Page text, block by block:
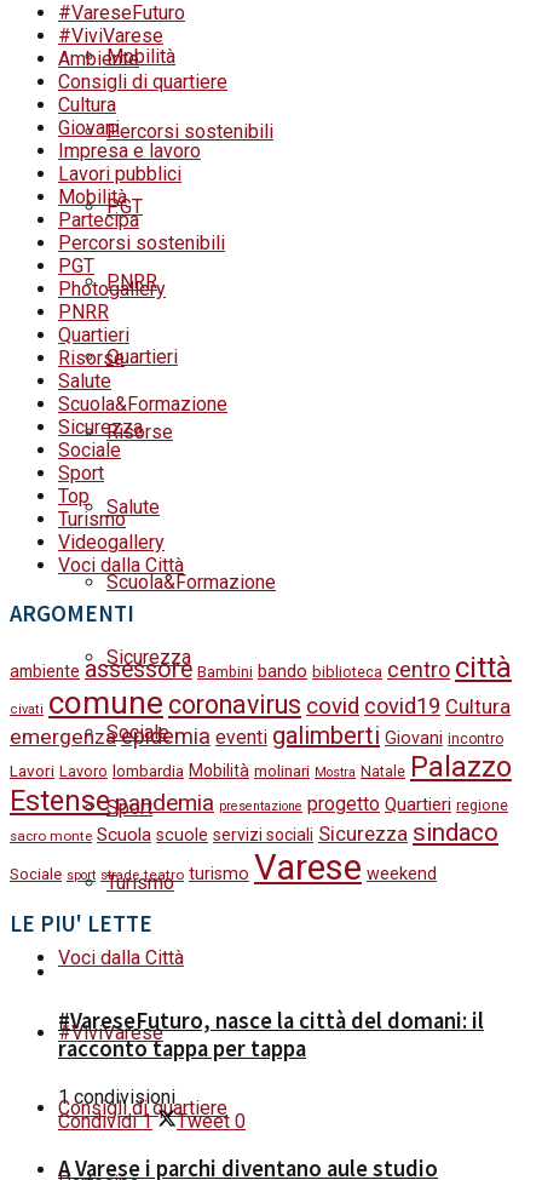
Mobilità
Percorsi sostenibili
PGT
PNRR
Quartieri
Risorse
Salute
Scuola&Formazione
Sicurezza
Sociale
Sport
Turismo
Voci dalla Città
#ViviVarese
Consigli di quartiere
#VareseFuturo
#ViviVarese
Ambiente
Consigli di quartiere
Cultura
Giovani
Impresa e lavoro
Lavori pubblici
Mobilità
Partecipa
Percorsi sostenibili
PGT
Photogallery
PNRR
Quartieri
Risorse
Salute
Scuola&Formazione
Sicurezza
Sociale
Sport
Top
Turismo
Videogallery
Voci dalla Città
ARGOMENTI
ambiente assessore Bambini bando biblioteca centro città
civati comune coronavirus covid covid19 Cultura
emergenza epidemia eventi galimberti Giovani incontro
Lavori Lavoro lombardia Mobilità molinari Mostra Natale Palazzo
Estensepandemia presentazione progetto Quartieri regione
sacro monte Scuola scuole servizi sociali Sicurezza sindaco
Sociale sport strade teatro turismo Varese weekend
LE PIU' LETTE
#VareseFuturo, nasce la città del domani: il
racconto tappa per tappa
1 condivisioni
Condividi 1 Tweet 0
A Varese i parchi diventano aule studio